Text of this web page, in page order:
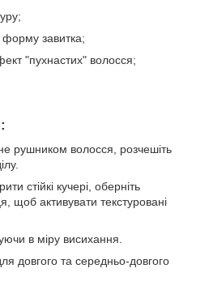
форму завитка;
"пухнастих" волосся;
рушником волосся, розчешіть
стійкі кучері, оберніть
щоб активувати текстуровані
в міру висихання.
довгого та середньо-довгого